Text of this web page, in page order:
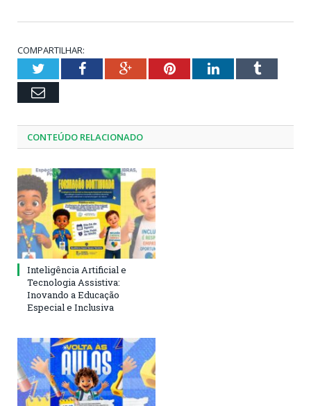
COMPARTILHAR:
TwitterFacebookGoogle+PinterestLinkedInTumblr
Email
CONTEÚDO RELACIONADO
Inteligência Artificial e
Tecnologia Assistiva:
Inovando a Educação
Especial e Inclusiva